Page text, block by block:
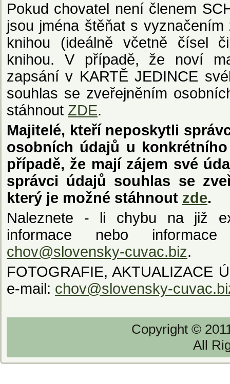
Pokud chovatel není členem
jsou jména štěňat s
knihou (ideálně včetně čísel
knihou. V případě, že noví
zapsání v KARTĚ JEDINCE
souhlas se zveřejněním
stáhnout ZDE.
Majitelé, kteří neposkytli
osobních údajů u
případě, že mají zájem své
správci údajů souhlas se
který je možné stáhnout zde.
Naleznete - li chybu na již
informace nebo
chov@slovensky-cuvac.biz.
FOTOGRAFIE, AKTUALIZACE
e-mail: chov@slovensky-
Copyright ©
All